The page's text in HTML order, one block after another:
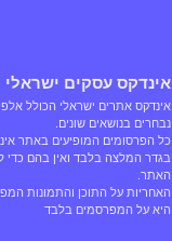
אינדקס עסקים ישראלי
אינדקס אתרים ישראלי הכולל
נבחרים בנושאים שונים.
כל הפרסומים המופיעים באתר
בגדר המלצה בלבד ואין בהם כדי
האתר.
האחריות על התוכן והתמונות
היא על המפרסמים בלבד